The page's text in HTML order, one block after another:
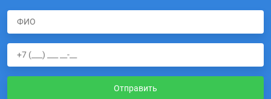
Отправить